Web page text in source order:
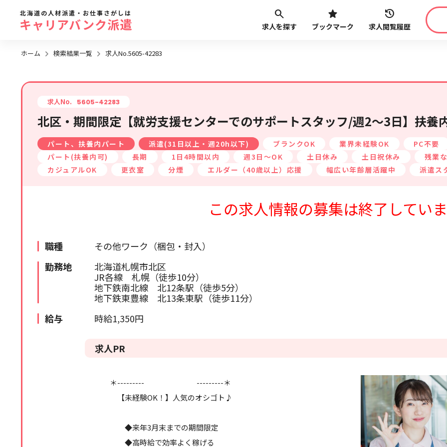
勤務地
札幌市全域
札幌市近郊エリア
旭川エリア
苫小牧・室蘭エリア
北海道全域
道外
最近見た求人
求人履歴はありません。
最近利用した検索条件
検索履歴はありません。
北海道の人材派遣・お仕事さがしは
キャリアバンク派遣 求人を探す ブックマーク 求人閲覧履歴
ホーム 検索結果一覧 求人No.5605-42283
求人No. 5605-42283
北区・期間限定【就労支援センターでのサポートスタッフ/週2～3日】扶養
パート、扶養内パート 派遣(31日以上・週20h以下) ブランクOK 業界未経験OK
PC不要
パート(扶養内可)
長期 1日4時間以内 週3日～OK 土日休み 土日祝休み
残業
カジュアルOK
更衣室 分煙 エルダー（40歳以上）応援 幅広い年齢層活躍中 派遣ス
この求人情報の募集は終了してい
職種
その他ワーク（梱包・封入）
勤務地
北海道札幌市北区
JR各線 札幌（徒歩10分）
地下鉄南北線 北12条駅（徒歩5分）
地下鉄東豊線 北13条東駅（徒歩11分）
給与
時給1,350円
求人PR
＊--------- ---------＊
【未経験OK！】人気のオシゴト♪
◆来年3月末までの期間限定
◆高時給で効率よく稼げる